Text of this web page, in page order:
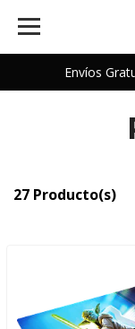
Envíos
27 Producto(s)